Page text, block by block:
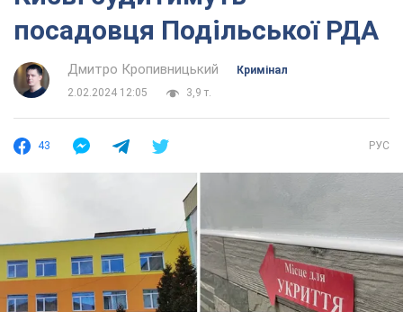
посадовця Подільської РДА
Дмитро Кропивницький
Кримінал
2.02.2024 12:05
3,9 т.
43 РУС